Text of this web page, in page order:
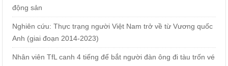
động sản
Nghiên cứu: Thực trạng người Việt Nam trở về từ Vương quốc
Anh (giai đoạn 2014-2023)
Nhân viên TfL canh 4 tiếng để bắt người đàn ông đi tàu trốn vé